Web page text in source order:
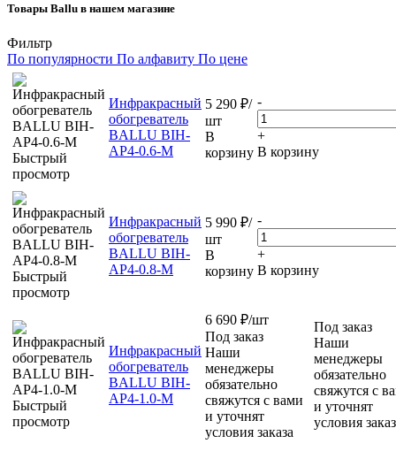
Товары Ballu в нашем магазине
Фильтр
По популярности По алфавиту По цене
Быстрый
просмотр
Инфракрасный
обогреватель
BALLU BIH-
AP4-0.6-M
5 290 ₽/
шт
В
корзину
-
+
В корзину
Быстрый
просмотр
Инфракрасный
обогреватель
BALLU BIH-
AP4-0.8-M
5 990 ₽/
шт
В
корзину
-
+
В корзину
Быстрый
просмотр
Инфракрасный
обогреватель
BALLU BIH-
AP4-1.0-M
6 690 ₽/шт
Под заказ
Наши
менеджеры
обязательно
свяжутся с вами
и уточнят
условия заказа
Под заказ
Наши
менеджеры
обязательно
свяжутся с
и уточнят
условия